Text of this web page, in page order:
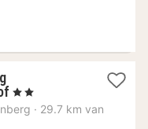
2
nachten
vanaf
, 2 Sterren
· 29.7 km van